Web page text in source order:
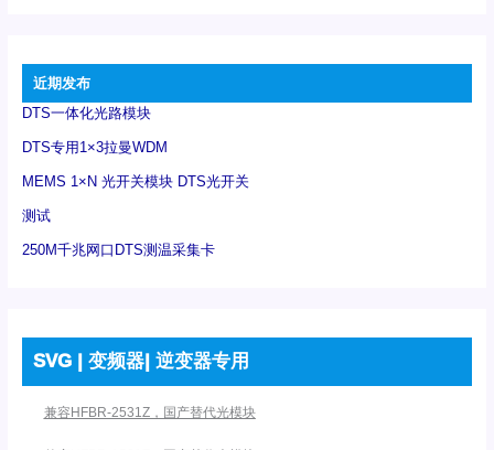
近期发布
DTS一体化光路模块
DTS专用1×3拉曼WDM
MEMS 1×N 光开关模块 DTS光开关
测试
250M千兆网口DTS测温采集卡
SVG | 变频器| 逆变器专用
兼容HFBR-2531Z，国产替代光模块